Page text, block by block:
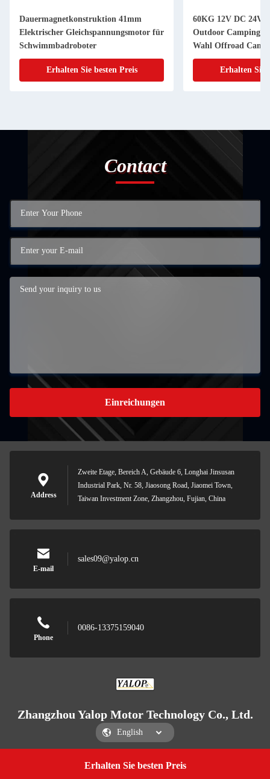
Erhalten Sie besten Preis
Dauermagnetkonstruktion 41mm
Elektrischer Gleichspannungsmotor für
Schwimmbadroboter
Erhalten Sie besten Preis
60KG 12V DC 24V
Outdoor Camping
Wahl Offroad
Erhalten Sie
Contact
Einreichungen
Address
Zweite Etage, Bereich A, Gebäude 6, Longhai Jinsusan
Industrial Park, Nr. 58, Jiaosong Road, Jiaomei Town,
Taiwan Investment Zone, Zhangzhou, Fujian, China
E-mail
sales09@yalop.cn
Phone
0086-13375159040
Zhangzhou Yalop Motor Technology Co., Ltd.
Zhangzhou Yalop Motor Technology Co., Ltd.
Get a Quote